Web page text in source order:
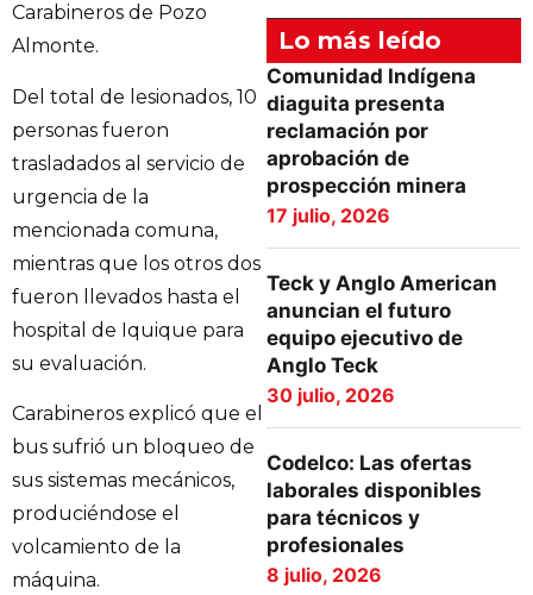
Carabineros de Pozo
Almonte.
Del total de lesionados, 10
personas fueron
trasladados al servicio de
urgencia de la
mencionada comuna,
mientras que los otros dos
fueron llevados hasta el
hospital de Iquique para
su evaluación.
Carabineros explicó que el
bus sufrió un bloqueo de
sus sistemas mecánicos,
produciéndose el
volcamiento de la
máquina.
Lo más leído
Comunidad Indígena
diaguita presenta
reclamación por
aprobación de
prospección minera
17 julio, 2026
Teck y Anglo American
anuncian el futuro
equipo ejecutivo de
Anglo Teck
30 julio, 2026
Codelco: Las ofertas
laborales disponibles
para técnicos y
profesionales
8 julio, 2026